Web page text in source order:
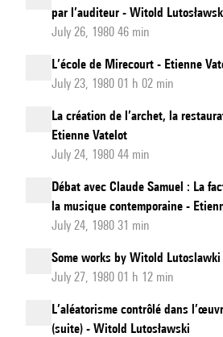
par l’auditeur - Witold
July 26, 1980 46 min
L’école de Mirecourt - Etienne
July 23, 1980 01 h 02 min
La création de l’archet, la
Etienne Vatelot
July 24, 1980 44 min
Débat avec Claude Samuel : La
la musique contemporaine -
July 24, 1980 31 min
Some works by Witold
July 27, 1980 01 h 12 min
L’aléatorisme contrôlé dans
(suite) - Witold Lutosławski